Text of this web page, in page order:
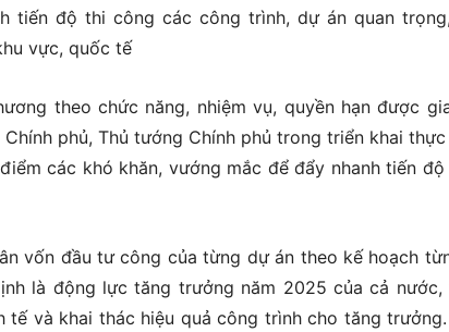
tiến độ thi công các công trình, dự án quan
vực, quốc tế
theo chức năng, nhiệm vụ, quyền hạn được
phủ, Thủ tướng Chính phủ trong triển khai
các khó khăn, vướng mắc để đẩy nhanh tiến
vốn đầu tư công của từng dự án theo kế hoạch
là động lực tăng trưởng năm 2025 của cả nước,
tế và khai thác hiệu quả công trình cho tăng